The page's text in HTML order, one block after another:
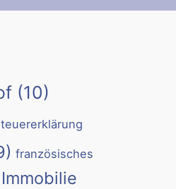
(10)
französisches
Immobilie